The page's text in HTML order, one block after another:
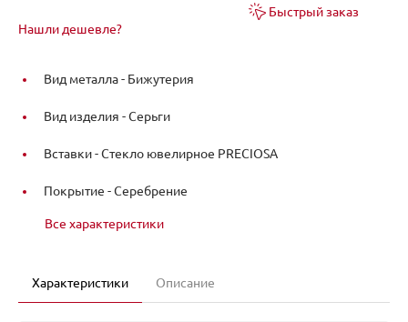
Нашли дешевле?
Быстрый заказ
Вид металла - Бижутерия
Вид изделия -Серьги
Вставки -Стекло ювелирное PRECIOSA
Покрытие -Серебрение
Все характеристики
Характеристики Описание